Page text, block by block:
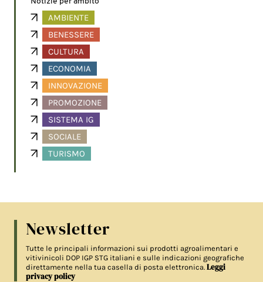
AMBIENTE
BENESSERE
CULTURA
ECONOMIA
INNOVAZIONE
PROMOZIONE
SISTEMA IG
SOCIALE
TURISMO
Newsletter
Tutte le principali informazioni sui prodotti agroalimentari e
vitivinicoli DOP IGP STG italiani e sulle indicazioni geografiche
direttamente nella tua casella di posta elettronica.Leggi
privacy policy